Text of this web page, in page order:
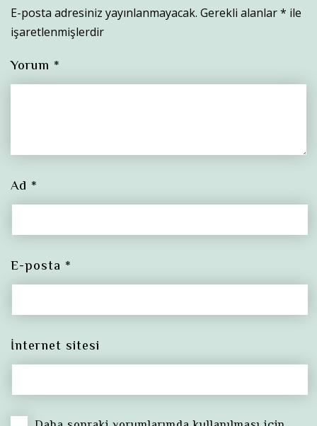
E-posta adresiniz yayınlanmayacak. Gerekli alanlar* ile
işaretlenmişlerdir
Yorum *
Ad *
E-posta *
İnternet sitesi